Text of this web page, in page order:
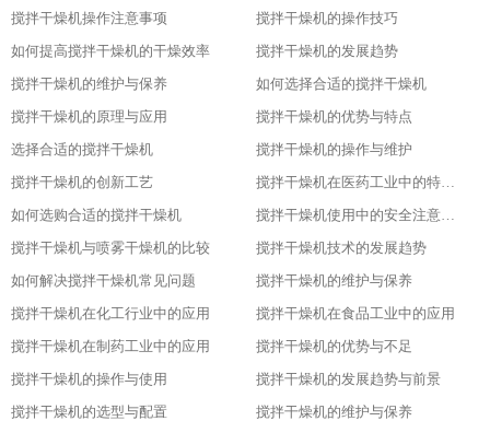
搅拌干燥机操作注意事项
搅拌干燥机的操作技巧
如何提高搅拌干燥机的干燥效率
搅拌干燥机的发展趋势
搅拌干燥机的维护与保养
如何选择合适的搅拌干燥机
搅拌干燥机的原理与应用
搅拌干燥机的优势与特点
选择合适的搅拌干燥机
搅拌干燥机的操作与维护
搅拌干燥机的创新工艺
搅拌干燥机在医药工业中的特殊应用
如何选购合适的搅拌干燥机
搅拌干燥机使用中的安全注意事项
搅拌干燥机与喷雾干燥机的比较
搅拌干燥机技术的发展趋势
如何解决搅拌干燥机常见问题
搅拌干燥机的维护与保养
搅拌干燥机在化工行业中的应用
搅拌干燥机在食品工业中的应用
搅拌干燥机在制药工业中的应用
搅拌干燥机的优势与不足
搅拌干燥机的操作与使用
搅拌干燥机的发展趋势与前景
搅拌干燥机的选型与配置
搅拌干燥机的维护与保养